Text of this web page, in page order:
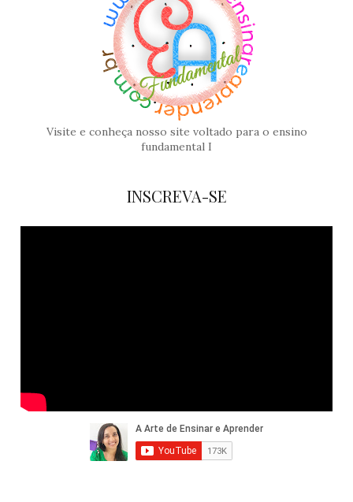
Visite e conheça nosso site voltado para o ensino
fundamental I
INSCREVA-SE